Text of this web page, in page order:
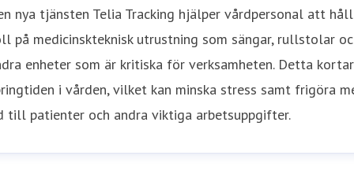
nya tjänsten Telia Tracking hjälper vårdpersonal att
på medicinskteknisk utrustning som sängar, rullstolar
enheter som är kritiska för verksamheten. Detta kortar
i vården, vilket kan minska stress samt frigöra
till patienter och andra viktiga arbetsuppgifter.